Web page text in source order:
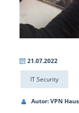
21.07.2022
IT Security
Autor: VPN Haus